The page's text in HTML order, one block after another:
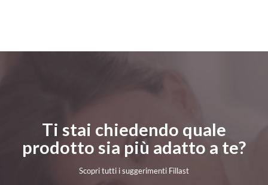
Ti stai chiedendo quale
prodotto sia più adatto a te?
Scopri tutti i suggerimenti Fillast